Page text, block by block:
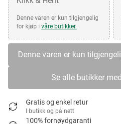
Denne varen er kun tilgjengelig
for kjøp i våre butikker.
Denne varen er kun
Se alle butikker
Gratis og enkel retur
I butikk og på nett
100% fornøydgaranti